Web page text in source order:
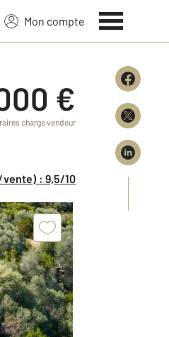
Mon compte
000 €
charge vendeur
vente) : 9,5/10